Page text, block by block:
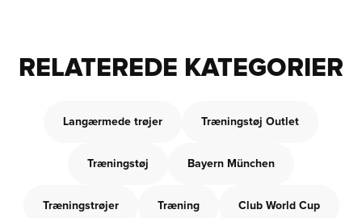
RELATEREDE KATEGORIER
Langærmede trøjer Træningstøj Outlet
Træningstøj Bayern München
Træningstrøjer Træning Club World Cup